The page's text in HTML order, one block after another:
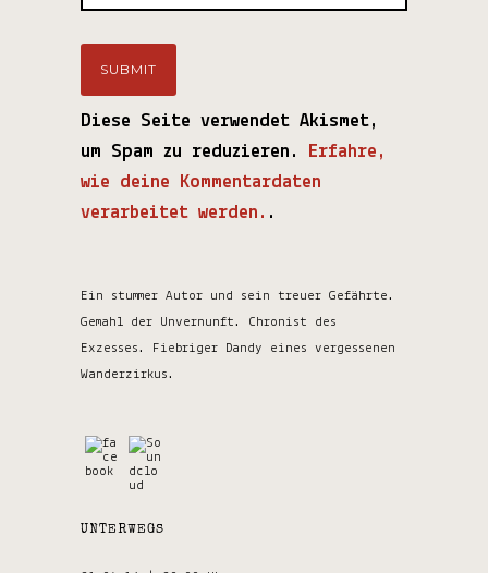
Diese Seite verwendet Akismet,
um Spam zu reduzieren. Erfahre,
wie deine Kommentardaten
verarbeitet werden. .
Ein stummer Autor und sein treuer Gefährte.
Gemahl der Unvernunft. Chronist des
Exzesses. Fiebriger Dandy eines vergessenen
Wanderzirkus.
UNTERWEGS